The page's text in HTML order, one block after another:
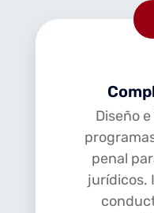
Diseño
penal
jurídicos.